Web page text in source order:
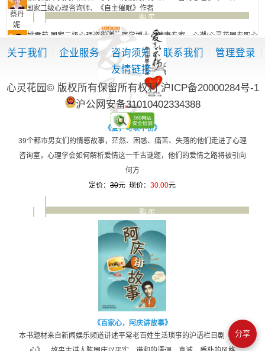
购 买
《爱，可以不伤》
39个都市男女们的情感故事，茫然、困惑、痛苦、失落的他们走进了心理
咨询室，心理学会如何解析爱情这一千古谜题，他们的爱情之路将被引向
何方
定价： 30元 现价： 30.00元
购 买
详 细
《百家心，阿庆讲故事》
本书题材来自新闻娱乐频道讲述平常老百姓生活琐事的沪语栏目剧《百家
蔡丹
妮
国家二级心理咨询师、《自主催眠》作者
姚君
茹
姚君茹,国家二级心理咨询师、医学博士、健康专家、心潮/心灵花园专职心
于京
于京超,国家二级心理咨询师、心灵花园心理咨询师督导国家职业律师、人
力资源管理师、上海市心理学会会员
关于我们 企业服务 咨询须知 联系我们
管理登录
友情链接
心灵花园© 版权所有保留所有权利沪ICP备20000284号-1
沪公网安备31010402334388
分享